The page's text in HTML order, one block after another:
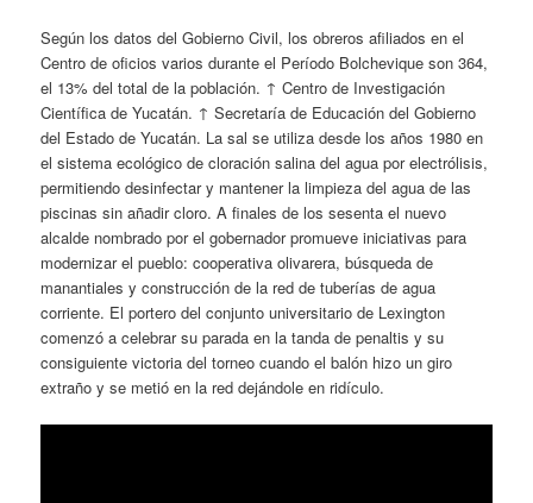
Según los datos del Gobierno Civil, los obreros afiliados en el
Centro de oficios varios durante el Período Bolchevique son 364,
el 13% del total de la población. ↑ Centro de Investigación
Científica de Yucatán. ↑ Secretaría de Educación del Gobierno
del Estado de Yucatán. La sal se utiliza desde los años 1980 en
el sistema ecológico de cloración salina del agua por electrólisis,
permitiendo desinfectar y mantener la limpieza del agua de las
piscinas sin añadir cloro. A finales de los sesenta el nuevo
alcalde nombrado por el gobernador promueve iniciativas para
modernizar el pueblo: cooperativa olivarera, búsqueda de
manantiales y construcción de la red de tuberías de agua
corriente. El portero del conjunto universitario de Lexington
comenzó a celebrar su parada en la tanda de penaltis y su
consiguiente victoria del torneo cuando el balón hizo un giro
extraño y se metió en la red dejándole en ridículo.